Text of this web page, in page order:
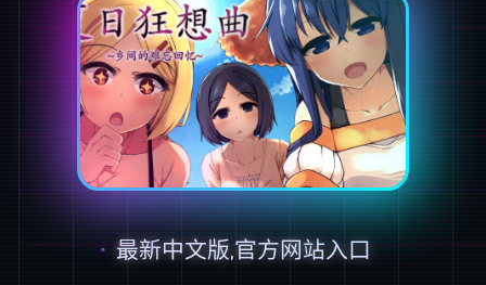
最新中文版,官方网站入口